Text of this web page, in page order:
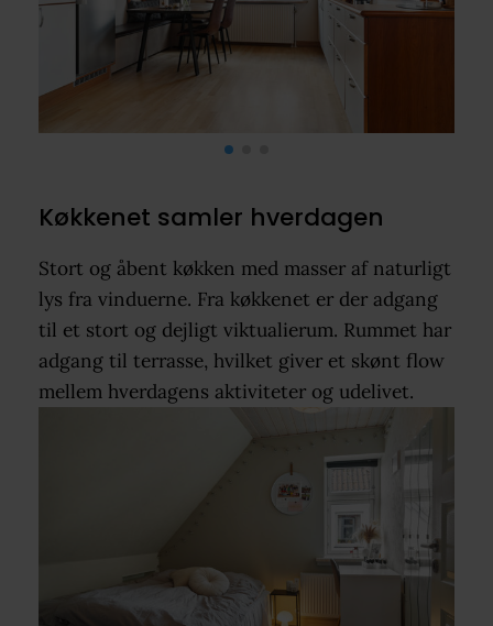
Køkkenet samler hverdagen
Stort og åbent køkken med masser af naturligt
lys fra vinduerne. Fra køkkenet er der adgang
til et stort og dejligt viktualierum. Rummet har
adgang til terrasse, hvilket giver et skønt flow
mellem hverdagens aktiviteter og udelivet.